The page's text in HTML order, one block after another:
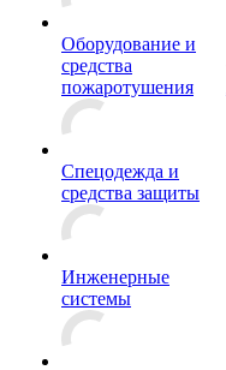
Оборудование и
средства
пожаротушения
Спецодежда и
средства защиты
Инженерные
системы